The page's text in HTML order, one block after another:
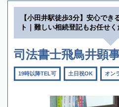
【小田井駅徒歩3分】安心でき
ト｜難しい相続登記もお任せ
司法書士飛鳥井顕
19時以降TEL可 土日祝OK オン